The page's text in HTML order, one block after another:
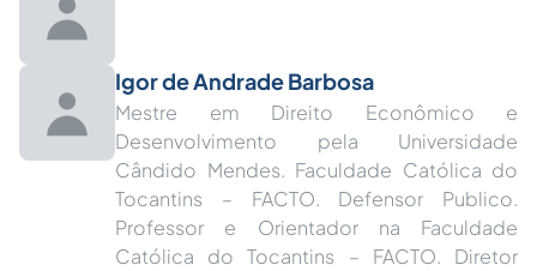
Igor de Andrade Barbosa
Mestre em Direito Econômico e
Desenvolvimento pela Universidade
Cândido Mendes. Faculdade Católica do
Tocantins – FACTO. Defensor Publico.
Professor e Orientador na Faculdade
Católica do Tocantins – FACTO. Diretor